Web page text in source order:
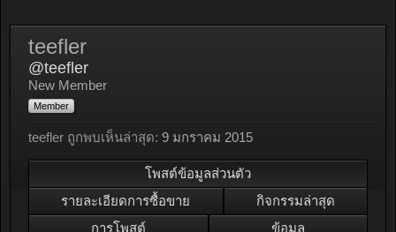
teefler
@teefler
New Member
Member
teefler ถูกพบเห็นล่าสุด: 9 มกราคม 2015
โพสต์ข้อมูลส่วนตัว
รายละเอียดการซื้อขาย
กิจกรรมล่าสุด
การโพสต์
ข้อมูล